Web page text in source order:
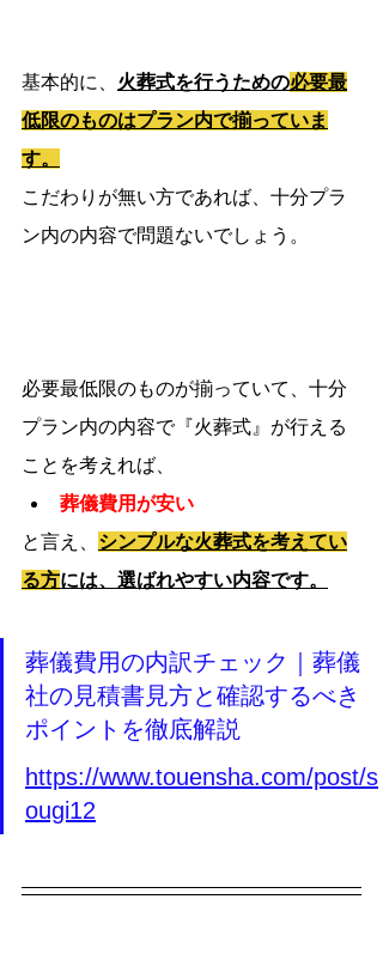
基本的に、 火葬式を行うための必要最
低限のものはプラン内で揃っていま
す。
こだわりが無い方であれば、十分プラ
ン内の内容で問題ないでしょう。
必要最低限のものが揃っていて、十分
プラン内の内容で『火葬式』が行える
ことを考えれば、
葬儀費用が安い
と言え、 シンプルな火葬式を考えてい
る方には、選ばれやすい内容です。
葬儀費用の内訳チェック｜葬儀
社の見積書見方と確認するべき
ポイントを徹底解説
https://www.touensha.com/post/s
ougi12